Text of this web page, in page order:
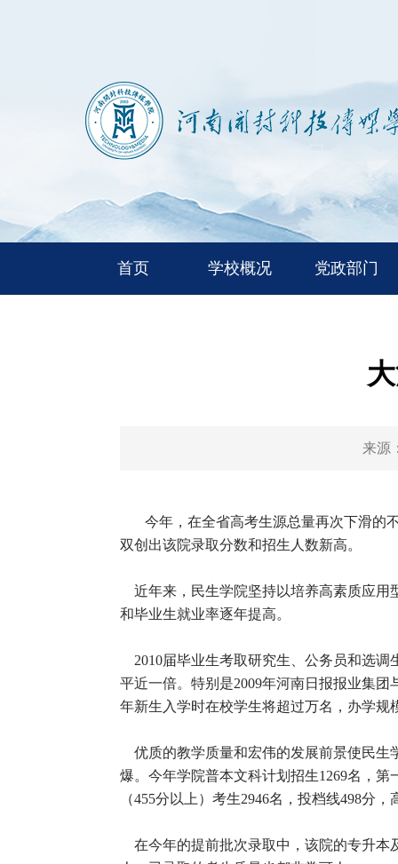
首页 学校概况 党政部门
来源
今年，在全省高考生源总量再次下滑的
双创出该院录取分数和招生人数新高。
近年来，民生学院坚持以培养高素质应用
和毕业生就业率逐年提高。
2010届毕业生考取研究生、公务员和选调
平近一倍。特别是2009年河南日报报业集
年新生入学时在校学生将超过万名，办学规
优质的教学质量和宏伟的发展前景使民生
爆。今年学院普本文科计划招生1269名，第
（455分以上）考生2946名，投档线498分
在今年的提前批次录取中，该院的专升本